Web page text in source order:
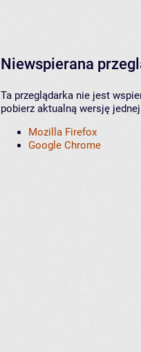
Niewspierana
Ta przeglądarka nie jest
pobierz aktualną wersję
Mozilla Firefox
Google Chrome